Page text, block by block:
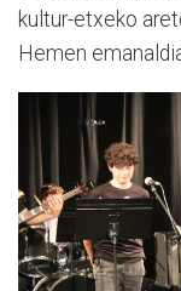
kultur-etxeko
Hemen